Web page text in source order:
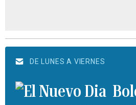
DE LUNES A VIERNES